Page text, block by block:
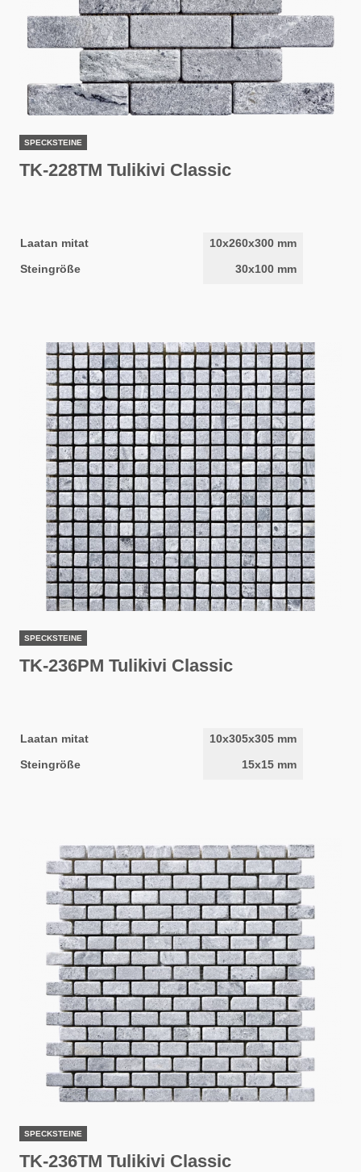
SPECKSTEINE
TK-228TM Tulikivi Classic
Laatan mitat
10x260x300 mm
Steingröße
30x100 mm
SPECKSTEINE
TK-236PM Tulikivi Classic
Laatan mitat
10x305x305 mm
Steingröße
15x15 mm
SPECKSTEINE
TK-236TM Tulikivi Classic